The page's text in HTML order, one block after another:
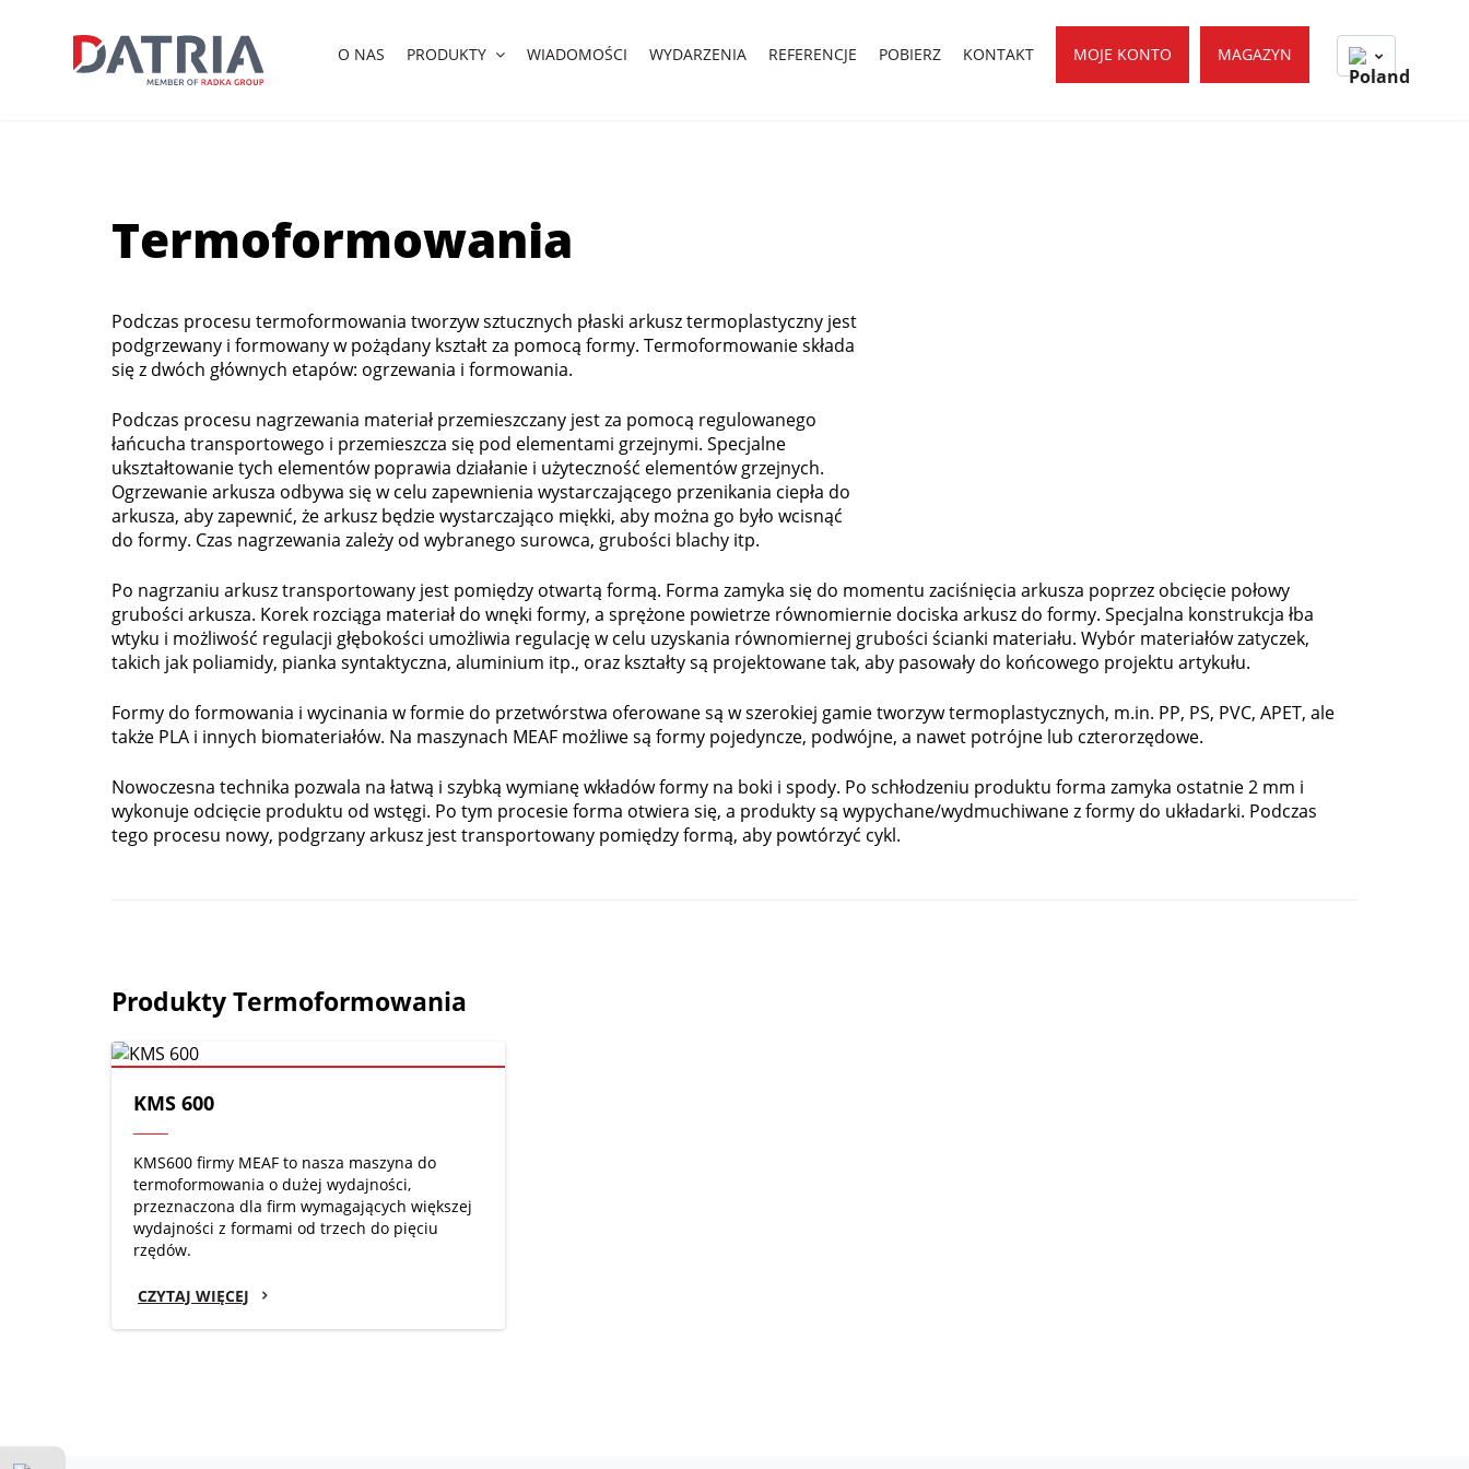
O NAS PRODUKTY WIADOMOŚCI WYDARZENIA REFERENCJE POBIERZ KONTAKT MOJE KONTO MAGAZYN
Termoformowania
Podczas procesu termoformowania tworzyw sztucznych płaski arkusz termoplastyczny jest
podgrzewany i formowany w pożądany kształt za pomocą formy. Termoformowanie składa
się z dwóch głównych etapów: ogrzewania i formowania.
Podczas procesu nagrzewania materiał przemieszczany jest za pomocą regulowanego
łańcucha transportowego i przemieszcza się pod elementami grzejnymi. Specjalne
ukształtowanie tych elementów poprawia działanie i użyteczność elementów grzejnych.
Ogrzewanie arkusza odbywa się w celu zapewnienia wystarczającego przenikania ciepła do
arkusza, aby zapewnić, że arkusz będzie wystarczająco miękki, aby można go było wcisnąć
do formy. Czas nagrzewania zależy od wybranego surowca, grubości blachy itp.
Po nagrzaniu arkusz transportowany jest pomiędzy otwartą formą. Forma zamyka się do momentu zaciśnięcia arkusza poprzez obcięcie połowy
grubości arkusza. Korek rozciąga materiał do wnęki formy, a sprężone powietrze równomiernie dociska arkusz do formy. Specjalna konstrukcja łba
wtyku i możliwość regulacji głębokości umożliwia regulację w celu uzyskania równomiernej grubości ścianki materiału. Wybór materiałów zatyczek,
takich jak poliamidy, pianka syntaktyczna, aluminium itp., oraz kształty są projektowane tak, aby pasowały do końcowego projektu artykułu.
Formy do formowania i wycinania w formie do przetwórstwa oferowane są w szerokiej gamie tworzyw termoplastycznych, m.in. PP, PS, PVC, APET, ale
także PLA i innych biomateriałów. Na maszynach MEAF możliwe są formy pojedyncze, podwójne, a nawet potrójne lub czterorzędowe.
Nowoczesna technika pozwala na łatwą i szybką wymianę wkładów formy na boki i spody. Po schłodzeniu produktu forma zamyka ostatnie 2 mm i
wykonuje odcięcie produktu od wstęgi. Po tym procesie forma otwiera się, a produkty są wypychane/wydmuchiwane z formy do układarki. Podczas
tego procesu nowy, podgrzany arkusz jest transportowany pomiędzy formą, aby powtórzyć cykl.
Produkty Termoformowania
KMS 600
KMS600 firmy MEAF to nasza maszyna do
termoformowania o dużej wydajności,
przeznaczona dla firm wymagających większej
wydajności z formami od trzech do pięciu
rzędów.
CZYTAJ WIĘCEJ